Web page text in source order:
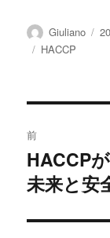
投
稿
Giuliano
投
タ
HACCP
稿
ナ
ビ
前
前
の
稿:
HACCP
未来と安